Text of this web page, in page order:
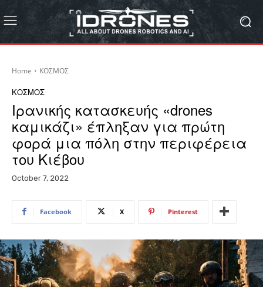
Home ΚΟΣΜΟΣ
ΚΟΣΜΟΣ
Ιρανικής κατασκευής «drones
καμικάζι» έπληξαν για πρώτη
φορά μια πόλη στην περιφέρεια
του Κιέβου
October 7, 2022
Facebook X Pinterest